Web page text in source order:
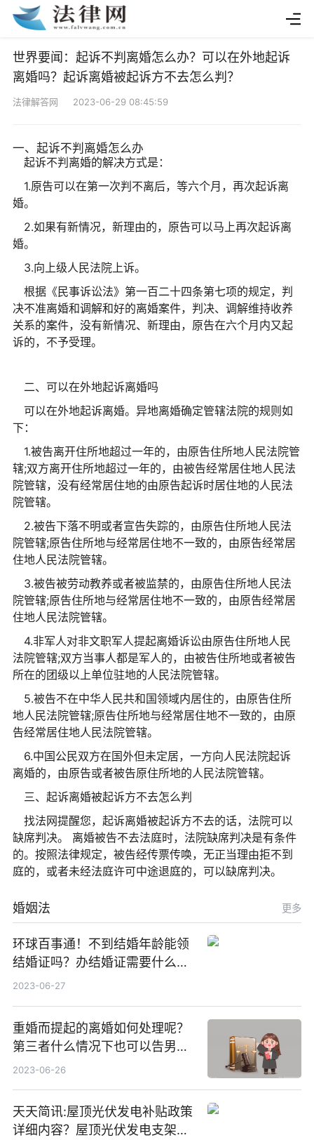
世界要闻：起诉不判离婚怎么办？可以在外地起诉
离婚吗？起诉离婚被起诉方不去怎么判？
法律解答网 2023-06-29 08:45:59
一、起诉不判离婚怎么办
起诉不判离婚的解决方式是：
1.原告可以在第一次判不离后，等六个月，再次起诉离
婚。
2.如果有新情况，新理由的，原告可以马上再次起诉离
婚。
3.向上级人民法院上诉。
根据《民事诉讼法》第一百二十四条第七项的规定，判
决不准离婚和调解和好的离婚案件，判决、调解维持收养
关系的案件，没有新情况、新理由，原告在六个月内又起
诉的，不予受理。
二、可以在外地起诉离婚吗
可以在外地起诉离婚。异地离婚确定管辖法院的规则如
下：
1.被告离开住所地超过一年的，由原告住所地人民法院管
辖;双方离开住所地超过一年的，由被告经常居住地人民法
院管辖，没有经常居住地的由原告起诉时居住地的人民法
院管辖。
2.被告下落不明或者宣告失踪的，由原告住所地人民法
院管辖;原告住所地与经常居住地不一致的，由原告经常居
住地人民法院管辖。
3.被告被劳动教养或者被监禁的，由原告住所地人民法
院管辖;原告住所地与经常居住地不一致的，由原告经常居
住地人民法院管辖。
4.非军人对非文职军人提起离婚诉讼由原告住所地人民
法院管辖;双方当事人都是军人的，由被告住所地或者被告
所在的团级以上单位驻地的人民法院管辖。
5.被告不在中华人民共和国领域内居住的，由原告住所
地人民法院管辖;原告住所地与经常居住地不一致的，由原
告经常居住地人民法院管辖。
6.中国公民双方在国外但未定居，一方向人民法院起诉
离婚的，由原告或者被告原住所地的人民法院管辖。
三、起诉离婚被起诉方不去怎么判
找法网提醒您，起诉离婚被起诉方不去的话，法院可以
缺席判决。 离婚被告不去法庭时，法院缺席判决是有条件
的。按照法律规定，被告经传票传唤，无正当理由拒不到
庭的，或者未经法庭许可中途退庭的，可以缺席判决。
婚姻法 更多
环球百事通！不到结婚年龄能领
结婚证吗？办结婚证需要什么材
料？没结婚孩子怎么上户口？
2023-06-27
重婚而提起的离婚如何处理呢？
第三者什么情况下也可以告男人
重婚罪呢？
2023-06-26
天天简讯:屋顶光伏发电补贴政策
详细内容？屋顶光伏发电支架价